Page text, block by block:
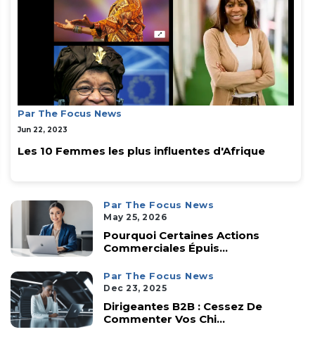
Par The Focus News
Jun 22, 2023
Les 10 Femmes les plus influentes d'Afrique
Par The Focus News
May 25, 2026
Pourquoi Certaines Actions
Commerciales Épuis...
Par The Focus News
Dec 23, 2025
Dirigeantes B2B : Cessez De
Commenter Vos Chi...